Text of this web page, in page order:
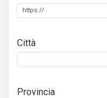
Città
Provincia